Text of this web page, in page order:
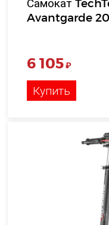
Avantgarde
6 105₽
Купить